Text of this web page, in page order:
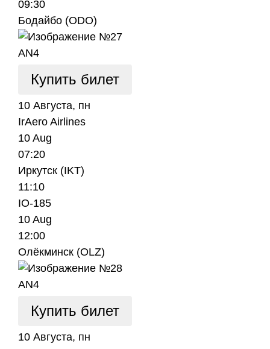
09:30
Бодайбо (ODO)
AN4
Купить билет
10 Августа, пн
IrAero Airlines
10 Aug
07:20
Иркутск (IKT)
11:10
IO-185
10 Aug
12:00
Олёкминск (OLZ)
AN4
Купить билет
10 Августа, пн